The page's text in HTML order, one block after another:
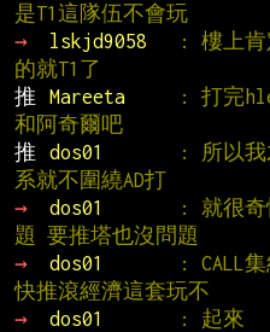
是T1這隊伍不會玩
→
lskjd9058
: 樓上肯
的就T1了
推
Mareeta
: 打完
和阿奇爾吧
推
dos01
: 所以我
系就不圍繞AD打
→
dos01
: 就很奇
題 要推塔也沒問題
→
dos01
: CALL
快推滾經濟這套玩不
→
dos01 : 起來